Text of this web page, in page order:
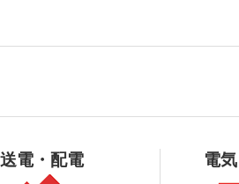
送電・配電 電